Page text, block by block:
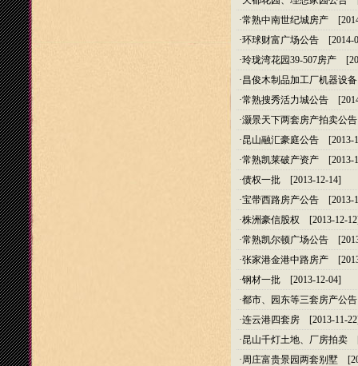
·常熟中南世纪城房产
·环球财富广场公告 [2014-
·玲珑湾花园39-507房产
·昌俊木制品加工厂机器设
·常熟搜秀活力城公告
·灏景天下两套房产拍卖公告
·昆山融汇豪庭公告 [2013-
·常熟凯莱破产资产 [2013-
·债权一批 [2013-12-14]
·宝带西路房产公告 [2013-
·株洲豪信股权 [2013-12-
·常熟凯尔顿广场公告
·张家港金港中路房产
·钢材一批 [2013-12-04]
·都市、园东等三套房产公告
·连云港四套房 [2013-11-
·昆山千灯土地、厂房拍卖
·周庄富贵景园两套别墅